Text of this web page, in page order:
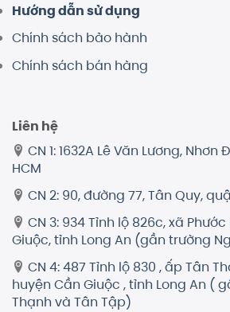
Hướng dẫn sử dụng
Chính sách bảo hành
Chính sách bán hàng
Liên hệ
CN 1: 1632A Lê Văn Lương, Nhơn
HCM
CN 2: 90, đường 77, Tân Quy,
CN 3: 934 Tỉnh lộ 826c, xã
Giuộc, tỉnh Long An (gần trường
CN 4: 487 Tỉnh lộ 830 , ấp Tân
huyện Cần Giuộc , tỉnh Long An (
Thạnh và Tân Tập)